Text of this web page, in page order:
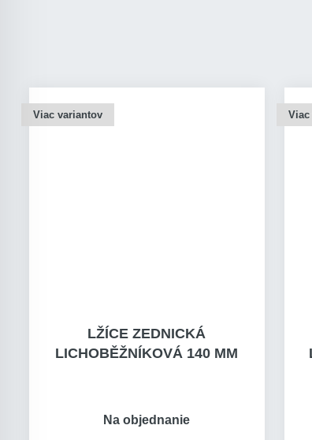
Viac variantov
LŽÍCE ZEDNICKÁ
LICHOBĚŽNÍKOVÁ 140 MM
Na objednanie
Viac